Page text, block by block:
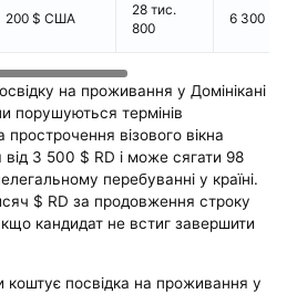
200 $ США
28 тис.
800
6 300
на проживання у Домінікані
порушуються термінів
візового вікна
3 500 $ RD і може сягати 98
перебуванні у країні.
$ RD за продовження строку
кандидат не встиг завершити
коштує посвідка на проживання у